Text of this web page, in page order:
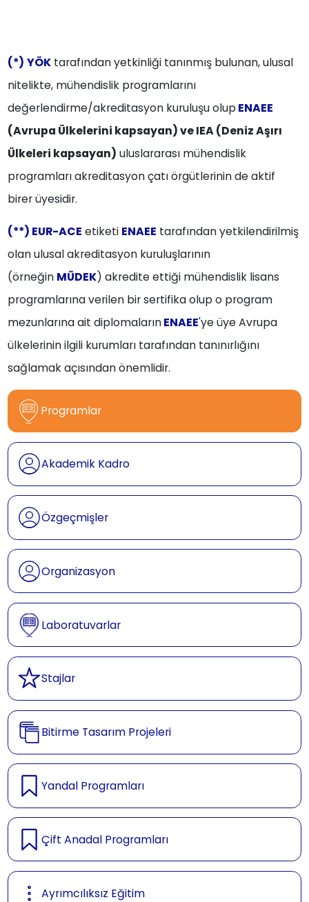
(*) YÖKtarafından yetkinliği tanınmış bulunan, ulusal
nitelikte, mühendislik programlarını
değerlendirme/akreditasyon kuruluşu olupENAEE
(Avrupa Ülkelerini kapsayan) ve IEA (Deniz Aşırı
Ülkeleri kapsayan) uluslararası mühendislik
programları akreditasyon çatı örgütlerinin de aktif
birer üyesidir.
(**) EUR-ACE etiketi ENAEE tarafından yetkilendirilmiş
olan ulusal akreditasyon kuruluşlarının
(örneğin MÜDEK) akredite ettiği mühendislik lisans
programlarına verilen bir sertifika olup o program
mezunlarına ait diplomalarınENAEE'ye üye Avrupa
ülkelerinin ilgili kurumları tarafından tanınırlığını
sağlamak açısından önemlidir.
Programlar
Akademik Kadro
Özgeçmişler
Organizasyon
Laboratuvarlar
Stajlar
Bitirme Tasarım Projeleri
Yandal Programları
Çift Anadal Programları
Ayrımcılıksız Eğitim